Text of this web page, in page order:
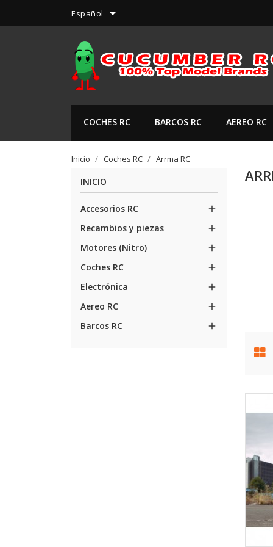
Español 
COCHES RC BARCOS RC AEREO RC
Inicio Coches RC Arrma RC
INICIO
Accesorios RC 
Recambios y piezas 
Motores (Nitro) 
Coches RC 
Electrónica 
Aereo RC 
Barcos RC 